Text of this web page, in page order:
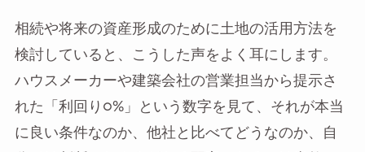
相続や将来の資産形成のために土地の活用方法を
検討していると、こうした声をよく耳にします。
ハウスメーカーや建築会社の営業担当から提示さ
れた「利回り○%」という数字を見て、それが本当
に良い条件なのか、他社と比べてどうなのか、自